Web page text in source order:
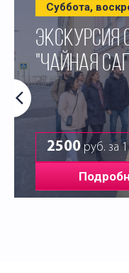
Суббота,
ЭКСКУРСИЯ
"ЧАЙНАЯ
2500руб. за